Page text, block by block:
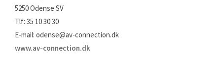
5250 Odense SV
Tlf: 35 10 30 30
E-mail: odense@av-connection.dk
www.av-connection.dk